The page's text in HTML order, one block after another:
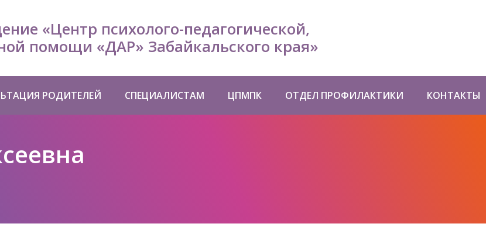
«Центр психолого-педагогической,
помощи «ДАР» Забайкальского края»
РОДИТЕЛЕЙ СПЕЦИАЛИСТАМ ЦПМПК ОТДЕЛ ПРОФИЛАКТИКИ КОНТАКТЫ